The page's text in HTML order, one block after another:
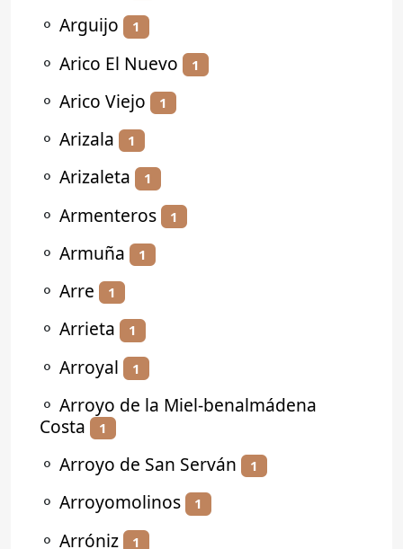
⚬ Arguijo 1
⚬ Arico El Nuevo 1
⚬ Arico Viejo 1
⚬ Arizala 1
⚬ Arizaleta 1
⚬ Armenteros 1
⚬ Armuña 1
⚬ Arre 1
⚬ Arrieta 1
⚬ Arroyal 1
⚬ Arroyo de la Miel-benalmádena
Costa
1
⚬ Arroyo de San Serván 1
⚬ Arroyomolinos 1
⚬ Arróniz 1